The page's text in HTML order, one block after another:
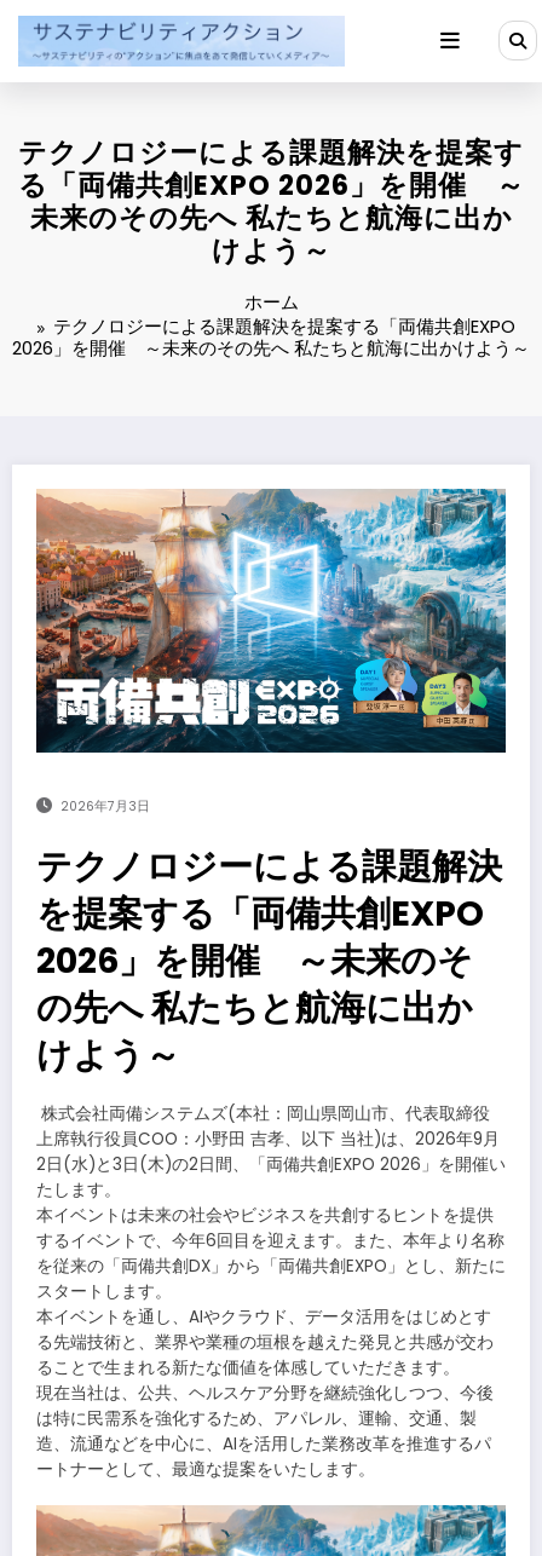
ン
テクノロジーによる課題解決を提案す
る「両備共創EXPO 2026」を開催 ～
未来のその先へ 私たちと航海に出か
けよう～
ホーム
テクノロジーによる課題解決を提案する「両備共創EXPO
2026」を開催 ～未来のその先へ 私たちと航海に出かけよう～
2026年7月3日
テクノロジーによる課題解決
を提案する「両備共創EXPO
2026」を開催 ～未来のそ
の先へ 私たちと航海に出か
けよう～
​株式会社両備システムズ(本社：岡山県岡山市、代表取締役
上席執行役員COO：小野田 吉孝、以下 当社)は、2026年9月
2日(水)と3日(木)の2日間、「両備共創EXPO 2026」を開催い
たします。
本イベントは未来の社会やビジネスを共創するヒントを提供
するイベントで、今年6回目を迎えます。また、本年より名称
を従来の「両備共創DX」から「両備共創EXPO」とし、新たに
スタートします。
本イベントを通し、AIやクラウド、データ活用をはじめとす
る先端技術と、業界や業種の垣根を越えた発見と共感が交わ
ることで生まれる新たな価値を体感していただきます。
現在当社は、公共、ヘルスケア分野を継続強化しつつ、今後
は特に民需系を強化するため、アパレル、運輸、交通、製
造、流通などを中心に、AIを活用した業務改革を推進するパ
ートナーとして、最適な提案をいたします。